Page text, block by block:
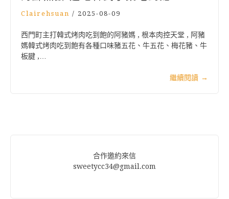
Clairehsuan / 2025-08-09
西門町主打韓式烤肉吃到飽的阿豬媽 , 根本肉控天堂 , 阿豬
媽韓式烤肉吃到飽有各種口味豬五花、牛五花、梅花豬、牛
板腱 ,…
繼續閱讀 →
合作邀約來信
sweetycc34@gmail.com